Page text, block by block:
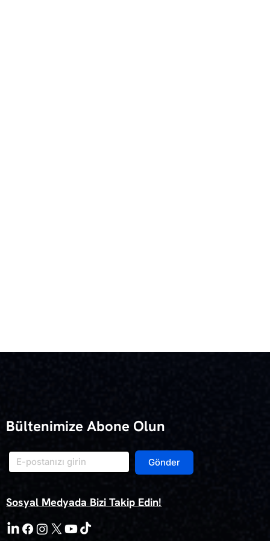
Bültenimize Abone Olun
Gönder
Sosyal Medyada Bizi Takip Edin!